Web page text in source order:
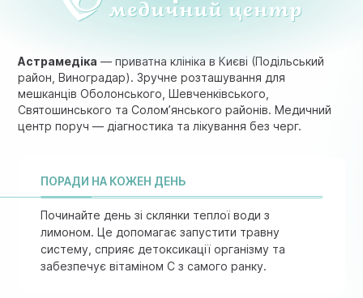
Астрамедіка — приватна клініка в Києві (Подільський
район, Виноградар). Зручне розташування для
мешканців Оболонського, Шевченківського,
Святошинського та Солом’янського районів. Медичний
центр поруч — діагностика та лікування без черг.
ПОРАДИ НА КОЖЕН ДЕНЬ
Починайте день зі склянки теплої води з
лимоном. Це допомагає запустити травну
систему, сприяє детоксикації організму та
забезпечує вітаміном C з самого ранку.